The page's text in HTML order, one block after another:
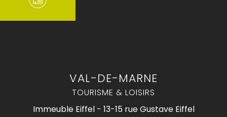
VAL-DE-MARNE
TOURISME & LOISIRS
Immeuble Eiffel - 13-15 rue Gustave Eiffel